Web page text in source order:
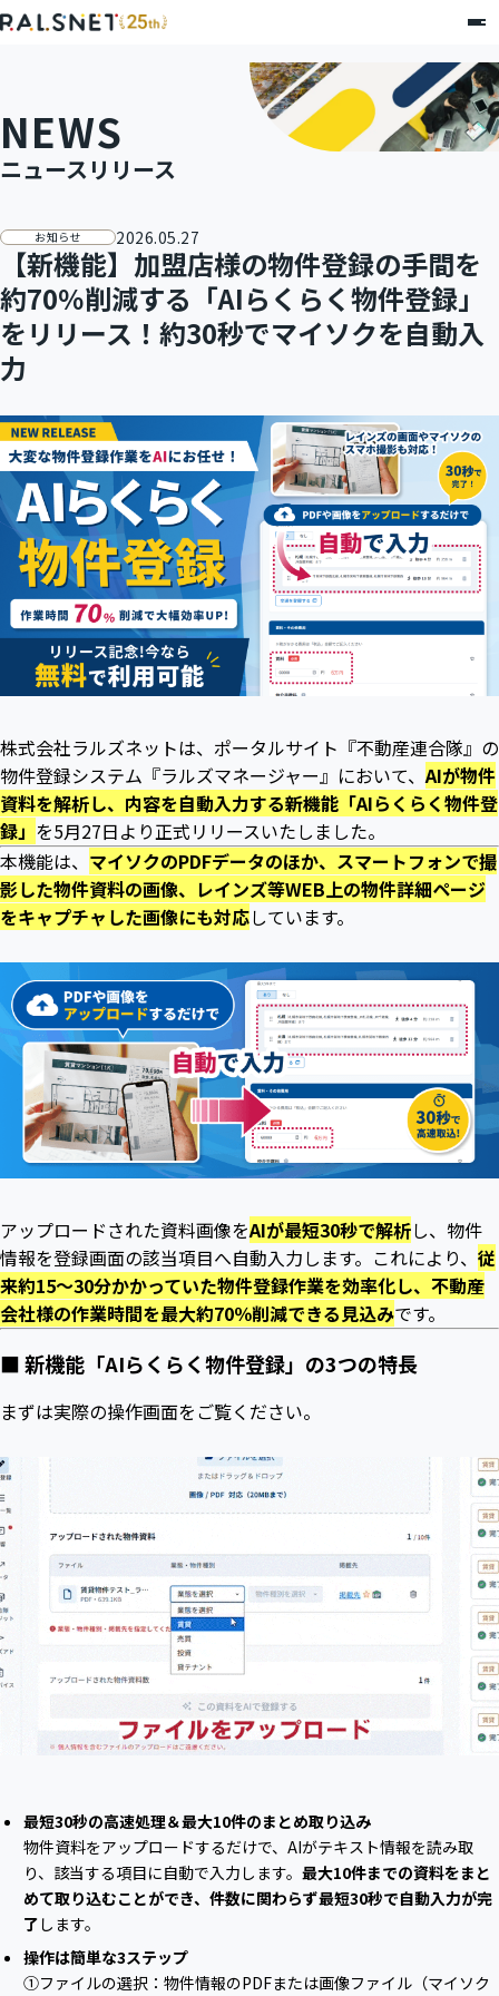
ニュースリリース
NEWS
お知らせ 2026.05.27
【新機能】加盟店様の物件登録の手間を
約70％削減する「AIらくらく物件登録」
をリリース！約30秒でマイソクを自動入
力
株式会社ラルズネットは、ポータルサイト『不動産連合隊』の
物件登録システム『ラルズマネージャー』において、 AIが物件
資料を解析し、内容を自動入力する新機能「AIらくらく物件登
録」 を5月27日より正式リリースいたしました。
本機能は、 マイソクのPDFデータのほか、スマートフォンで撮
影した物件資料の画像、レインズ等WEB上の物件詳細ページ
をキャプチャした画像にも対応しています。
アップロードされた資料画像をAIが最短30秒で解析し、物件
情報を登録画面の該当項目へ自動入力します。これにより、 従
来約15〜30分かかっていた物件登録作業を効率化し、不動産
会社様の作業時間を最大約70％削減できる見込みです。
■ 新機能「AIらくらく物件登録」の3つの特長
まずは実際の操作画面をご覧ください。
最短30秒の高速処理＆最大10件のまとめ取り込み
物件資料をアップロードするだけで、AIがテキスト情報を読み取
り、該当する項目に自動で入力します。 最大10件までの資料をまと
めて取り込むことができ、件数に関わらず最短30秒で自動入力が完
了 します。
操作は簡単な3ステップ
①ファイルの選択：物件情報のPDFまたは画像ファイル（マイソク